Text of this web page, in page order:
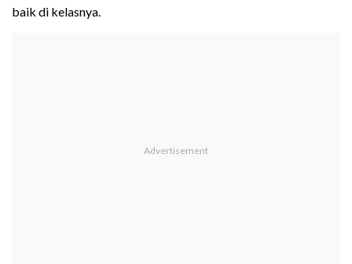
baik di kelasnya.